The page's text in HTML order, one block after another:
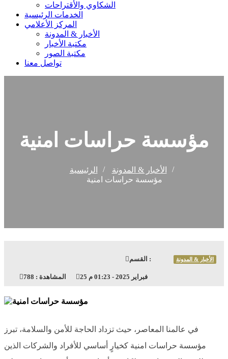
الشكاوي والأقتراحات
الخدمات الرئيسية
المركز الأعلامي
الأخبار & المدونة
مكتبة الأخبار
مكتبة الصور
تواصل معنا
مؤسسة حراسات امنية
الرئيسية
الأخبار & المدونة
مؤسسة حراسات امنية
القسم : الأخبار & المدونة
المشاهدة : 788 25 فبراير 2025 - 01:23 م
في عالمنا المعاصر، حيث تزداد الحاجة للأمن والسلامة، تبرز
مؤسسة حراسات امنية كخيارٍ أساسي للأفراد والشركات الذين